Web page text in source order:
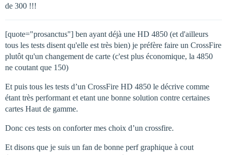
de 300 !!!
[quote="prosanctus"] ben ayant déjà une HD 4850 (et d'ailleurs
tous les tests disent qu'elle est très bien) je préfère faire un CrossFire
plutôt qu'un changement de carte (c'est plus économique, la 4850
ne coutant que 150)
Et puis tous les tests d’un CrossFire HD 4850 le décrive comme
étant très performant et etant une bonne solution contre certaines
cartes Haut de gamme.
Donc ces tests on conforter mes choix d’un crossfire.
Et disons que je suis un fan de bonne perf graphique à cout